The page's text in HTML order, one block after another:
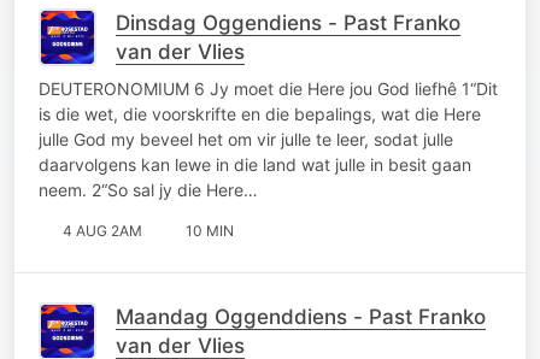
Dinsdag Oggendiens - Past Franko
van der Vlies
DEUTERONOMIUM 6 Jy moet die Here jou God liefhê 1“Dit
is die wet, die voorskrifte en die bepalings, wat die Here
julle God my beveel het om vir julle te leer, sodat julle
daarvolgens kan lewe in die land wat julle in besit gaan
neem. 2“So sal jy die Here…
4 AUG 2AM 10 MIN
Maandag Oggenddiens - Past Franko
van der Vlies